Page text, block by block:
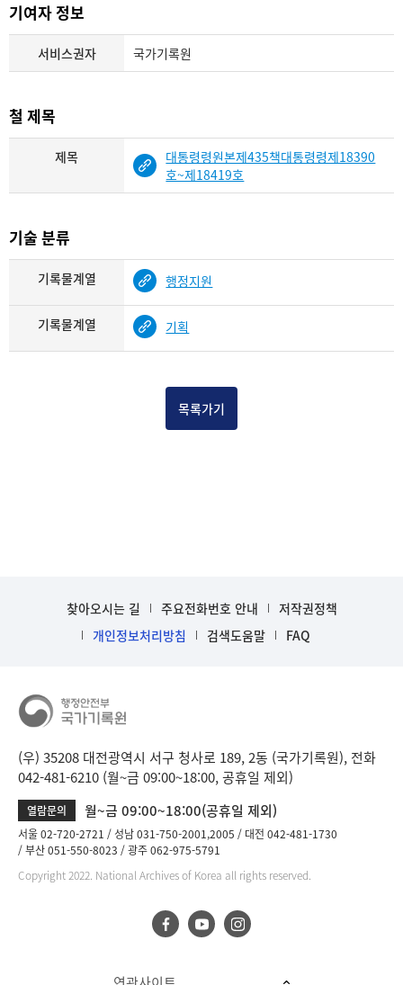
기여자 정보
서비스권자 국가기록원
철 제목
제목
대통령령원본제435책대통령령제18390
호~제18419호
기술 분류
기록물계열 행정지원
기록물계열 기획
목록가기
찾아오시는 길 주요전화번호 안내
저작권정책
개인정보처리방침
검색도움말 FAQ
(우) 35208 대전광역시 서구 청사로 189, 2동 (국가기록원), 전화
042-481-6210 (월~금 09:00~18:00, 공휴일 제외)
열람문의 월~금 09:00~18:00(공휴일 제외)
서울 02-720-2721 성남 031-750-2001,2005
대전 042-481-1730
부산 051-550-8023
광주 062-975-5791
Copyright 2022. National Archives of Korea all rights reserved.